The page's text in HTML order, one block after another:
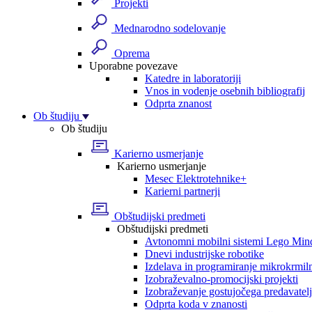
Projekti
Mednarodno sodelovanje
Oprema
Uporabne povezave
Katedre in laboratoriji
Vnos in vodenje osebnih bibliografij
Odprta znanost
Ob študiju
Ob študiju
Karierno usmerjanje
Karierno usmerjanje
Mesec Elektrotehnike+
Karierni partnerji
Obštudijski predmeti
Obštudijski predmeti
Avtonomni mobilni sistemi Lego
Dnevi industrijske robotike
Izdelava in programiranje
Izobraževalno-promocijski projekti
Izobraževanje gostujočega
Odprta koda v znanosti